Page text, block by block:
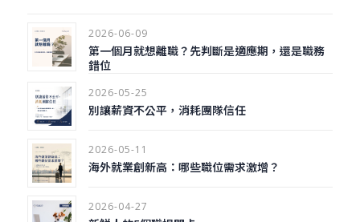
2026-06-09
第一個月就想離職？先判斷是適應期，還是職務
錯位
2026-05-25
別讓薪資不公平，消耗團隊信任
2026-05-11
海外就業創新高：哪些職位需求激增？
2026-04-27